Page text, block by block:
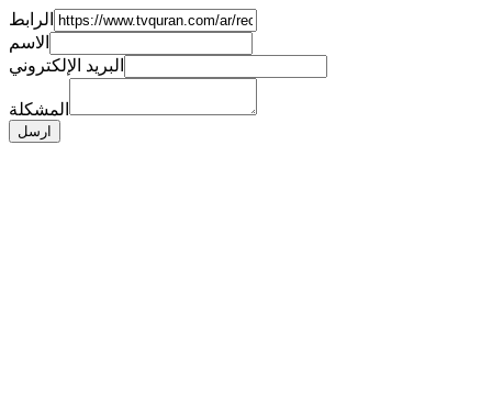
الرابط
الاسم
البريد الإلكتروني
المشكلة
ارسل